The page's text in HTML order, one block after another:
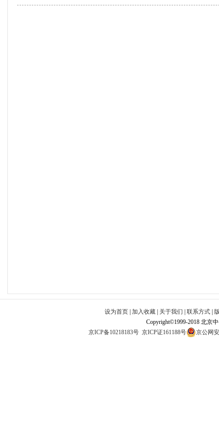
设为首页 加入收藏 关于我们 联系方式
Copyright©1999-2018 北京
京ICP备10218183号 京ICP证161188号 京公网